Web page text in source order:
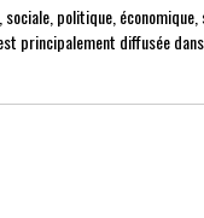
politique,
principalement diffusée